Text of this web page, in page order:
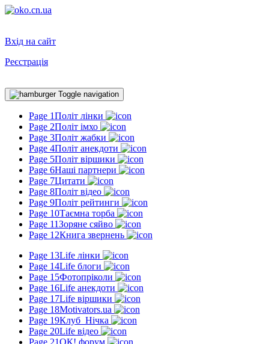
Вхід на сайт
Реєстрація
Toggle navigation
Page 1Політ лінки
Page 2Політ імхо
Page 3Політ жабки
Page 4Політ анекдоти
Page 5Політ віршики
Page 6Наші партнери
Page 7Цитати
Page 8Політ відео
Page 9Політ рейтинги
Page 10Таємна торба
Page 11Зоряне сяйво
Page 12Книга звернень
Page 13Life лінки
Page 14Life блоги
Page 15Фотопріколи
Page 16Life анекдоти
Page 17Life віршики
Page 18Motivators.ua
Page 19Клуб_Нічка
Page 20Life відео
Page 21ОК! форум